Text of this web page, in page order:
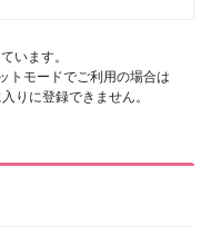
います。
トモードでご利用の場合は
りに登録できません。